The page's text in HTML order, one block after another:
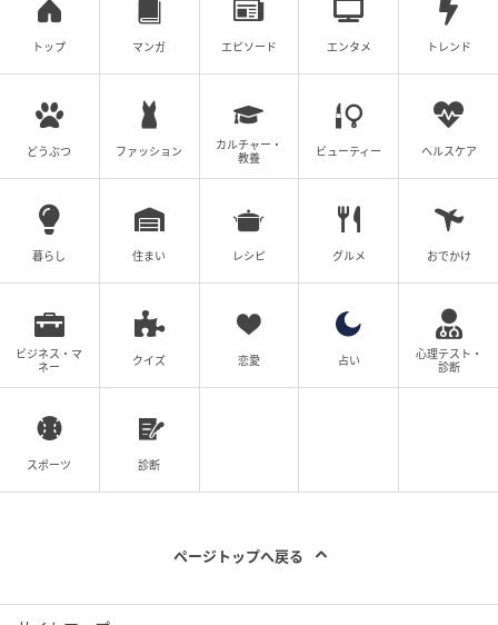
トップ マンガ エピソード エンタメ トレンド
どうぶつ ファッション
カルチャー・
教養
ビューティー ヘルスケア
暮らし 住まい レシピ グルメ おでかけ
ビジネス・マ
ネー
クイズ 恋愛 占い
心理テスト・
診断
スポーツ 診断
ページトップへ戻る